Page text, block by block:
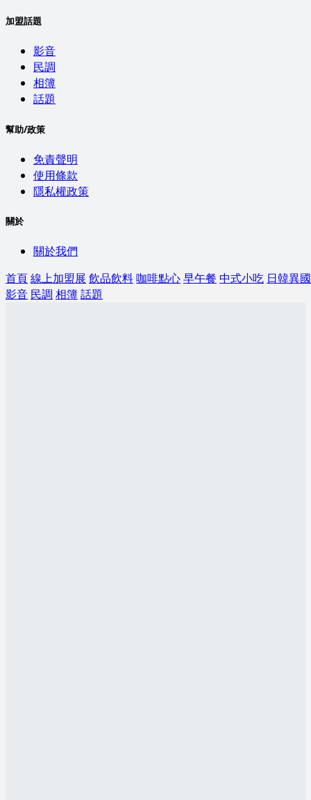
加盟話題
影音
民調
相簿
話題
幫助/政策
免責聲明
使用條款
隱私權政策
關於
關於我們
首頁線上加盟展 飲品飲料咖啡點心早午餐 中式小吃 日韓異國
影音 民調 相簿話題